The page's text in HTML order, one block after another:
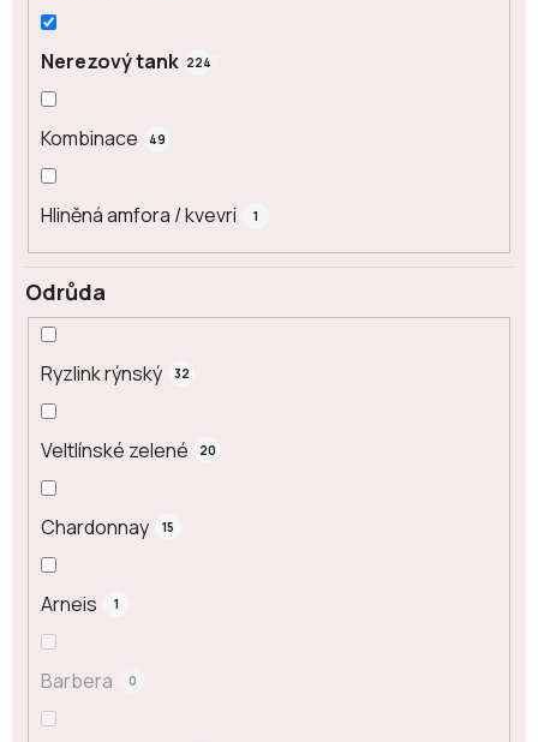
Odrůda
Ryzlink rýnský 32
Veltlínské zelené 20
Chardonnay 15
Arneis 1
Barbera 0
Nerezový tank 224
Kombinace 49
Hliněná amfora / kvevri 1